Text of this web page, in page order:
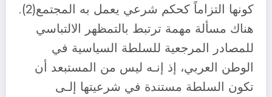
كونها التزاماً كحكم شرعي يعمل به المجتمع(2).
هناك مسألة مهمة ترتبط بالتمظهر الالتباسي
للمصادر المرجعية للسلطة السياسية في
الوطن العربي، إذ إنـه ليس من المستبعد أن
تكون السلطة مستندة في شرعيتها إلـى